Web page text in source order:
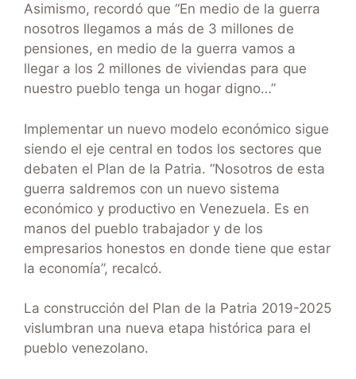
Asimismo, recordó que “En medio de la guerra
nosotros llegamos a más de 3 millones de
pensiones, en medio de la guerra vamos a
llegar a los 2 millones de viviendas para que
nuestro pueblo tenga un hogar digno…”
Implementar un nuevo modelo económico sigue
siendo el eje central en todos los sectores que
debaten el Plan de la Patria. “Nosotros de esta
guerra saldremos con un nuevo sistema
económico y productivo en Venezuela. Es en
manos del pueblo trabajador y de los
empresarios honestos en donde tiene que estar
la economía”, recalcó.
La construcción del Plan de la Patria 2019-2025
vislumbran una nueva etapa histórica para el
pueblo venezolano.